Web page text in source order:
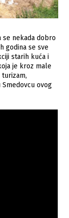
se nekada dobro
godina se sve
starih kuća i
je kroz male
ovog